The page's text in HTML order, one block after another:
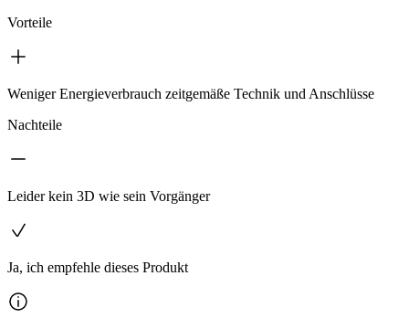
Vorteile
Weniger Energieverbrauch zeitgemäße Technik und Anschlüsse
Nachteile
Leider kein 3D wie sein Vorgänger
Ja, ich empfehle dieses Produkt